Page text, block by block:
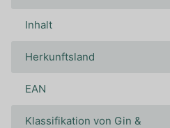
Inhalt
Herkunftsland
EAN
Klassifikation von Gin &